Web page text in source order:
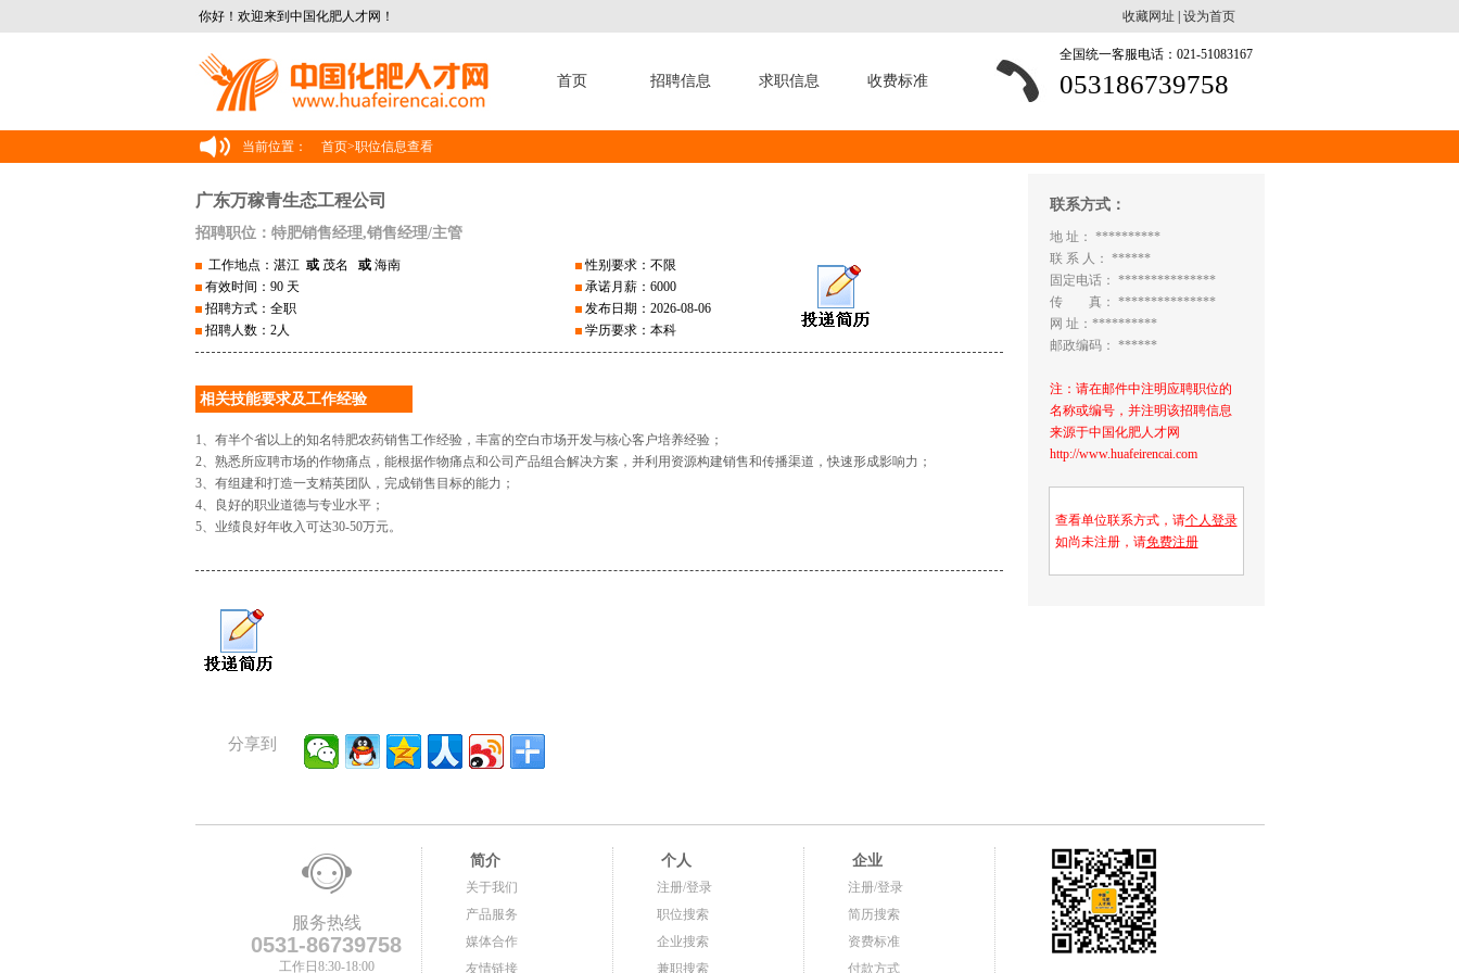
你好！欢迎来到中国化肥人才网！ 收藏网址 设为首页
首页 招聘信息 求职信息 收费标准
全国统一客服电话：021-51083167
053186739758
当前位置： 首页>职位信息查看
广东万稼青生态工程公司
招聘职位：特肥销售经理,销售经理/主管
工作地点：湛江 或茂名 或海南
有效时间：90 天
招聘方式：全职
招聘人数：2人
性别要求：不限
承诺月薪：6000
发布日期：2026-08-06
学历要求：本科
相关技能要求及工作经验
1、有半个省以上的知名特肥农药销售工作经验，丰富的空白市场开发与核心客户培养经验；
2、熟悉所应聘市场的作物痛点，能根据作物痛点和公司产品组合解决方案，并利用资源构建销售和传播渠道，快速形成影响力；
3、有组建和打造一支精英团队，完成销售目标的能力；
4、良好的职业道德与专业水平；
5、业绩良好年收入可达30-50万元。
分享到
联系方式：
地 址： **********
联 系 人： ******
固定电话： ***************
传 真： ***************
网 址：**********
邮政编码： ******
注：请在邮件中注明应聘职位的
名称或编号，并注明该招聘信息
来源于中国化肥人才网
http://www.huafeirencai.com
查看单位联系方式，请个人登录
如尚未注册，请免费注册
服务热线
0531-86739758
工作日8:30-18:00
简介
关于我们
产品服务
媒体合作
友情链接
个人
注册/登录
职位搜索
企业搜索
兼职搜索
企业
注册/登录
简历搜索
资费标准
付款方式